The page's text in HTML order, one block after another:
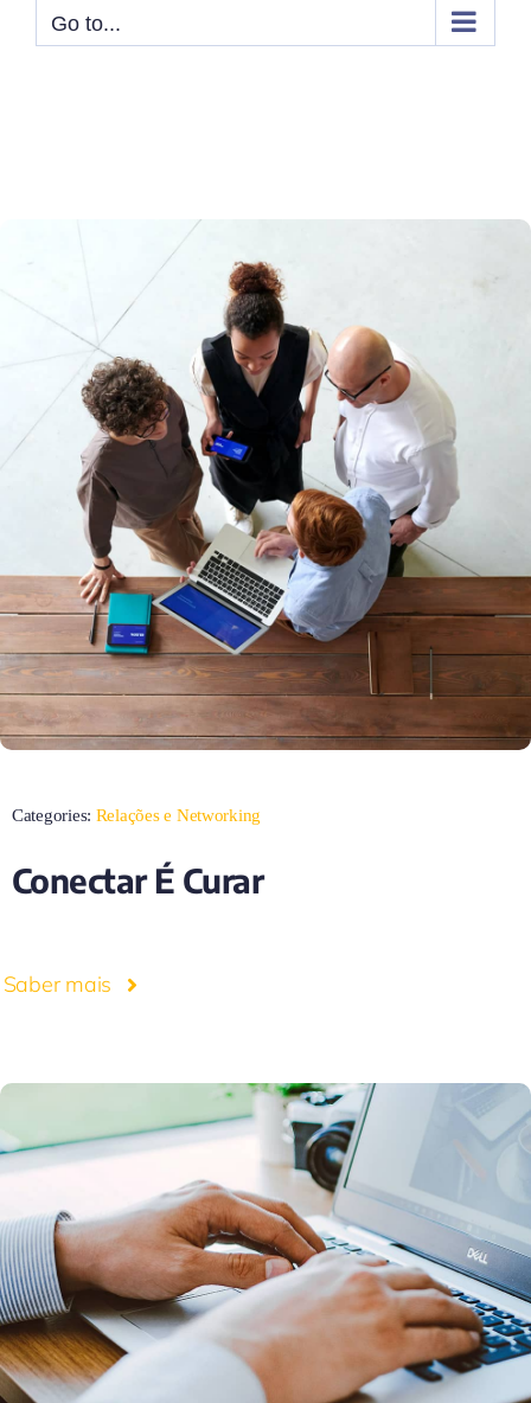
Go to...
Categories: Relações e Networking
Conectar É Curar
Saber mais